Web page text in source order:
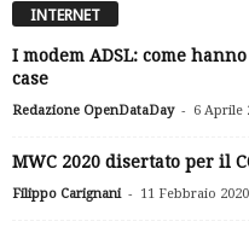
INTERNET
I modem ADSL: come
case
Redazione OpenDataDay - 6 Aprile
MWC 2020 disertato per il
Filippo Carignani - 11 Febbraio 2020